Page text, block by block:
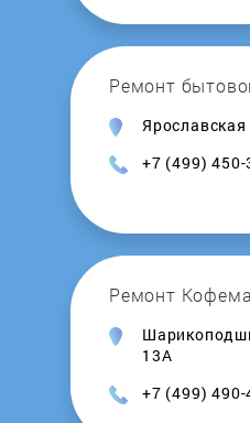
Ремонт
+7 (499) 450-
Ремонт
13А
+7 (499) 490-